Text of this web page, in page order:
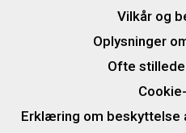
Vilkår og
Oplysninger
Ofte
Erklæring om beskyttelse